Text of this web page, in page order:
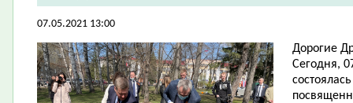
07.05.2021 13:00
Дорогие
Сегодня,